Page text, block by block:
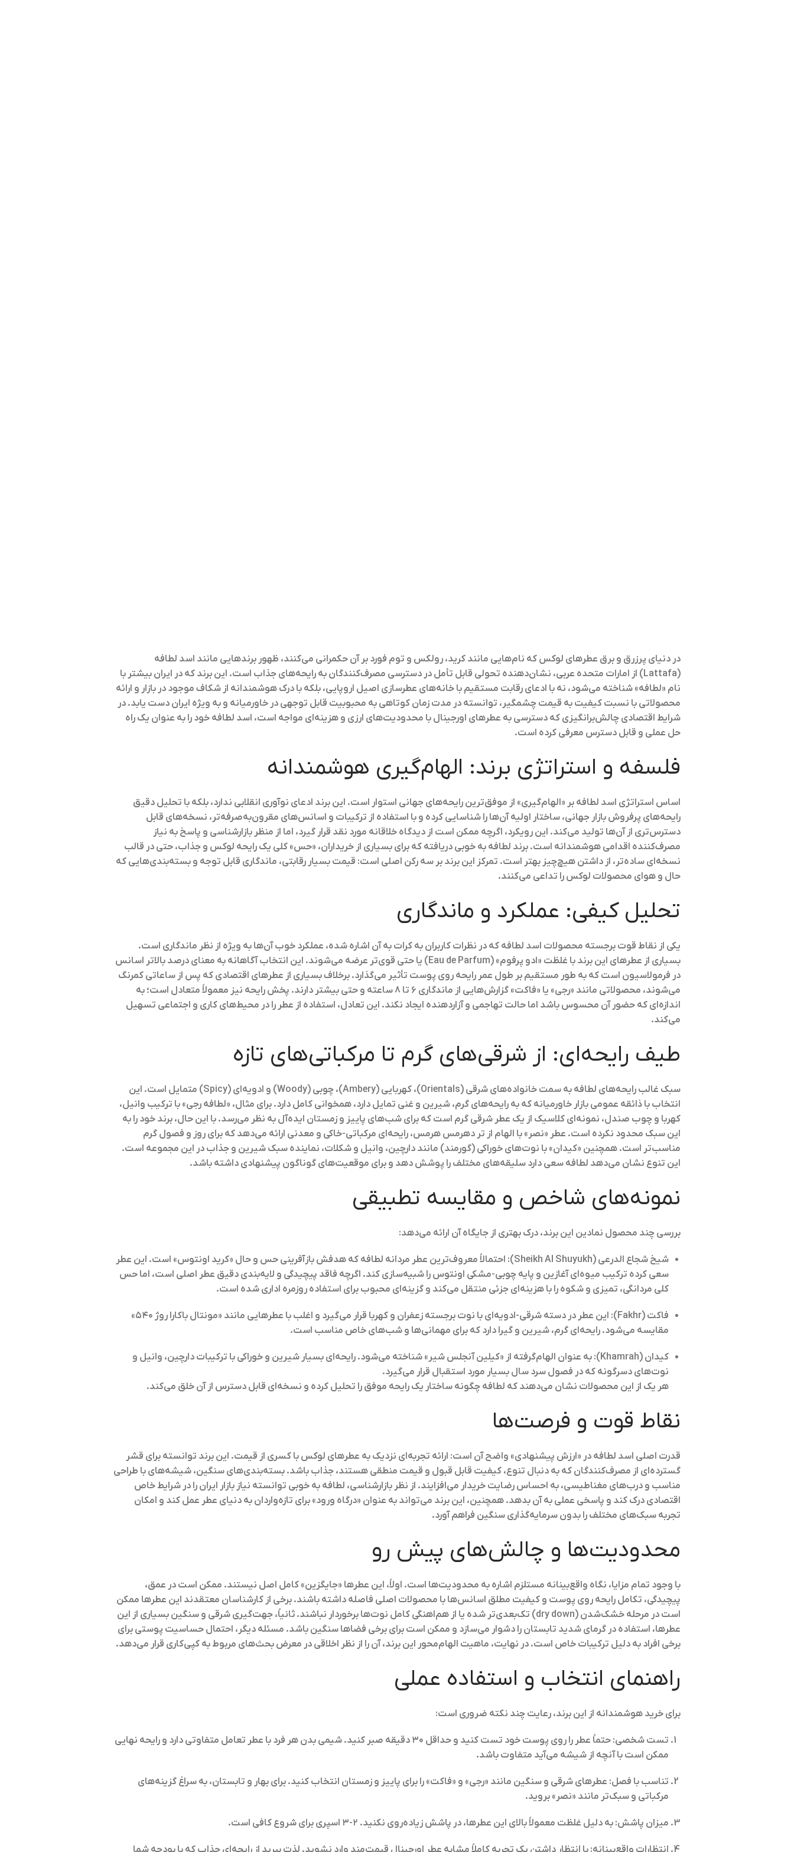
در دنیای پرزرق و برق عطرهای لوکس که نام‌هایی مانند کرید، رولکس و توم فورد بر آن حکمرانی می‌کنند، ظهور برندهایی مانند اسد لطافه
(Lattafa) از امارات متحده عربی، نشان‌دهنده تحولی قابل تأمل در دسترسی مصرف‌کنندگان به رایحه‌های جذاب است. این برند که در ایران بیشتر با
نام «لطافه» شناخته می‌شود، نه با ادعای رقابت مستقیم با خانه‌های عطرسازی اصیل اروپایی، بلکه با درک هوشمندانه از شکاف موجود در بازار و ارائه
محصولاتی با نسبت کیفیت به قیمت چشمگیر، توانسته در مدت زمان کوتاهی به محبوبیت قابل توجهی در خاورمیانه و به ویژه ایران دست یابد. در
شرایط اقتصادی چالش‌برانگیزی که دسترسی به عطرهای اورجینال با محدودیت‌های ارزی و هزینه‌ای مواجه است، اسد لطافه خود را به عنوان یک راه
حل عملی و قابل دسترس معرفی کرده است.
فلسفه و استراتژی برند: الهام‌گیری هوشمندانه
اساس استراتژی اسد لطافه بر «الهام‌گیری» از موفق‌ترین رایحه‌های جهانی استوار است. این برند ادعای نوآوری انقلابی ندارد، بلکه با تحلیل دقیق
رایحه‌های پرفروش بازار جهانی، ساختار اولیه آن‌ها را شناسایی کرده و با استفاده از ترکیبات و اسانس‌های مقرون‌به‌صرفه‌تر، نسخه‌های قابل
دسترس‌تری از آن‌ها تولید می‌کند. این رویکرد، اگرچه ممکن است از دیدگاه خلاقانه مورد نقد قرار گیرد، اما از منظر بازارشناسی و پاسخ به نیاز
مصرف‌کننده اقدامی هوشمندانه است. برند لطافه به خوبی دریافته که برای بسیاری از خریداران، «حس» کلی یک رایحه لوکس و جذاب، حتی در قالب
نسخه‌ای ساده‌تر، از داشتن هیچ‌چیز بهتر است. تمرکز این برند بر سه رکن اصلی است: قیمت بسیار رقابتی، ماندگاری قابل توجه و بسته‌بندی‌هایی که
حال و هوای محصولات لوکس را تداعی می‌کنند.
تحلیل کیفی: عملکرد و ماندگاری
یکی از نقاط قوت برجسته محصولات اسد لطافه که در نظرات کاربران به کرات به آن اشاره شده، عملکرد خوب آن‌ها به ویژه از نظر ماندگاری است.
بسیاری از عطرهای این برند با غلظت «ادو پرفوم» (Eau de Parfum) یا حتی قوی‌تر عرضه می‌شوند. این انتخاب آگاهانه به معنای درصد بالاتر اسانس
در فرمولاسیون است که به طور مستقیم بر طول عمر رایحه روی پوست تأثیر می‌گذارد. برخلاف بسیاری از عطرهای اقتصادی که پس از ساعاتی کمرنگ
می‌شوند، محصولاتی مانند «رجی» یا «فاکت» گزارش‌هایی از ماندگاری ۶ تا ۸ ساعته و حتی بیشتر دارند. پخش رایحه نیز معمولاً متعادل است؛ به
اندازه‌ای که حضور آن محسوس باشد اما حالت تهاجمی و آزاردهنده ایجاد نکند. این تعادل، استفاده از عطر را در محیط‌های کاری و اجتماعی تسهیل
می‌کند.
طیف رایحه‌ای: از شرقی‌های گرم تا مرکباتی‌های تازه
سبک غالب رایحه‌های لطافه به سمت خانواده‌های شرقی (Orientals)، کهربایی (Ambery)، چوبی (Woody) و ادویه‌ای (Spicy) متمایل است. این
انتخاب با ذائقه عمومی بازار خاورمیانه که به رایحه‌های گرم، شیرین و غنی تمایل دارد، همخوانی کامل دارد. برای مثال، «لطافه رجی» با ترکیب وانیل،
کهربا و چوب صندل، نمونه‌ای کلاسیک از یک عطر شرقی گرم است که برای شب‌های پاییز و زمستان ایده‌آل به نظر می‌رسد. با این حال، برند خود را به
این سبک محدود نکرده است. عطر «نصر» با الهام از تر دهرمس هرمس، رایحه‌ای مرکباتی-خاکی و معدنی ارائه می‌دهد که برای روز و فصول گرم
مناسب‌تر است. همچنین «کیدان» با نوت‌های خوراکی (گورمند) مانند دارچین، وانیل و شکلات، نماینده سبک شیرین و جذاب در این مجموعه است.
این تنوع نشان می‌دهد لطافه سعی دارد سلیقه‌های مختلف را پوشش دهد و برای موقعیت‌های گوناگون پیشنهادی داشته باشد.
نمونه‌های شاخص و مقایسه تطبیقی
بررسی چند محصول نمادین این برند، درک بهتری از جایگاه آن ارائه می‌دهد:
شیخ شجاع الدرعی (Sheikh Al Shuyukh)
: احتمالاً معروف‌ترین عطر مردانه لطافه که هدفش بازآفرینی حس و حال «کرید اونتوس» است. این عطر
سعی کرده ترکیب میوه‌ای آغازین و پایه چوبی-مشکی اونتوس را شبیه‌سازی کند. اگرچه فاقد پیچیدگی و لایه‌بندی دقیق عطر اصلی است، اما حس
کلی مردانگی، تمیزی و شکوه را با هزینه‌ای جزئی منتقل می‌کند و گزینه‌ای محبوب برای استفاده روزمره اداری شده است.
فاکت (Fakhr)
: این عطر در دسته شرقی-ادویه‌ای با نوت برجسته زعفران و کهربا قرار می‌گیرد و اغلب با عطرهایی مانند «مونتال باکارا روژ ۵۴۰»
مقایسه می‌شود. رایحه‌ای گرم، شیرین و گیرا دارد که برای مهمانی‌ها و شب‌های خاص مناسب است.
کیدان (Khamrah)
: به عنوان الهام‌گرفته از «کیلین آنجلس شیر» شناخته می‌شود. رایحه‌ای بسیار شیرین و خوراکی با ترکیبات دارچین، وانیل و
نوت‌های دسرگونه که در فصول سرد سال بسیار مورد استقبال قرار می‌گیرد.
هر یک از این محصولات نشان می‌دهند که لطافه چگونه ساختار یک رایحه موفق را تحلیل کرده و نسخه‌ای قابل دسترس از آن خلق می‌کند.
نقاط قوت و فرصت‌ها
قدرت اصلی اسد لطافه در «ارزش پیشنهادی» واضح آن است: ارائه تجربه‌ای نزدیک به عطرهای لوکس با کسری از قیمت. این برند توانسته برای قشر
گسترده‌ای از مصرف‌کنندگان که به دنبال تنوع، کیفیت قابل قبول و قیمت منطقی هستند، جذاب باشد. بسته‌بندی‌های سنگین، شیشه‌های با طراحی
مناسب و درب‌های مغناطیسی، به احساس رضایت خریدار می‌افزایند. از نظر بازارشناسی، لطافه به خوبی توانسته نیاز بازار ایران را در شرایط خاص
اقتصادی درک کند و پاسخی عملی به آن بدهد. همچنین، این برند می‌تواند به عنوان «درگاه ورود» برای تازه‌واردان به دنیای عطر عمل کند و امکان
تجربه سبک‌های مختلف را بدون سرمایه‌گذاری سنگین فراهم آورد.
محدودیت‌ها و چالش‌های پیش رو
با وجود تمام مزایا، نگاه واقع‌بینانه مستلزم اشاره به محدودیت‌ها است. اولاً، این عطرها «جایگزین» کامل اصل نیستند. ممکن است در عمق،
پیچیدگی، تکامل رایحه روی پوست و کیفیت مطلق اسانس‌ها با محصولات اصلی فاصله داشته باشند. برخی از کارشناسان معتقدند این عطرها ممکن
است در مرحله خشک‌شدن (dry down) تک‌بعدی‌تر شده یا از هم‌اهنگی کامل نوت‌ها برخوردار نباشند. ثانیاً، جهت‌گیری شرقی و سنگین بسیاری از این
عطرها، استفاده در گرمای شدید تابستان را دشوار می‌سازد و ممکن است برای برخی فضاها سنگین باشد. مسئله دیگر، احتمال حساسیت پوستی برای
برخی افراد به دلیل ترکیبات خاص است. در نهایت، ماهیت الهام‌محور این برند، آن را از نظر اخلاقی در معرض بحث‌های مربوط به کپی‌کاری قرار می‌دهد.
راهنمای انتخاب و استفاده عملی
برای خرید هوشمندانه از این برند، رعایت چند نکته ضروری است:
تست شخصی
: حتماً عطر را روی پوست خود تست کنید و حداقل ۳۰ دقیقه صبر کنید. شیمی بدن هر فرد با عطر تعامل متفاوتی دارد و رایحه نهایی
ممکن است با آنچه از شیشه می‌آید متفاوت باشد.
تناسب با فصل: عطرهای شرقی و سنگین مانند «رجی» و «فاکت» را برای پاییز و زمستان انتخاب کنید. برای بهار و تابستان، به سراغ گزینه‌های
مرکباتی و سبک‌تر مانند «نصر» بروید.
میزان پاشش: به دلیل غلظت معمولاً بالای این عطرها، در پاشش زیاده‌روی نکنید. ۲-۳ اسپری برای شروع کافی است.
انتظارات واقع‌بینانه: با انتظار داشتن یک تجربه کاملاً مشابه عطر اورجینال قیمت‌مند وارد نشوید. لذت ببرید از رایحه‌ای جذاب که با بودجه شما